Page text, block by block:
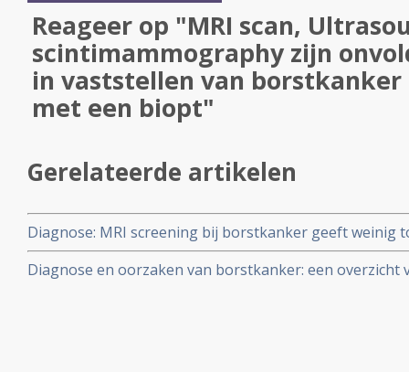
Reageer op "MRI scan,
scintimammography zijn
in vaststellen van
met een biopt"
Gerelateerde artikelen
Diagnose: MRI screening bij borstkanker geeft weinig
behandelingsresultaten als ziekte vrije tijd en overall
borstkanker. Alleen vrouwen met BCRA 1 en 2
Diagnose en oorzaken van borstkanker: een overzicht